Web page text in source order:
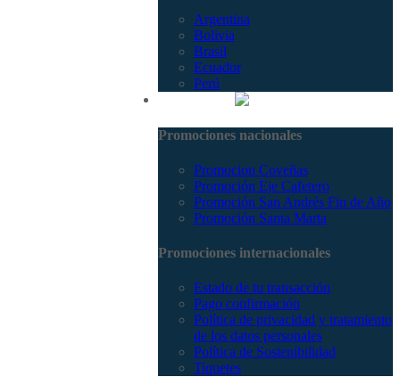
Argentina
Bolivia
Brasil
Ecuador
Perú
Promociones nacionales
Promocion Coveñas
Promoción Eje Cafetero
Promoción San Andrés Fin de Año
Promoción Santa Marta
Promociones internacionales
Estado de tu transacción
Pago confirmación
Política de privacidad y tratamiento
de los datos personales
Política de Sostenibilidad
Tiquetes